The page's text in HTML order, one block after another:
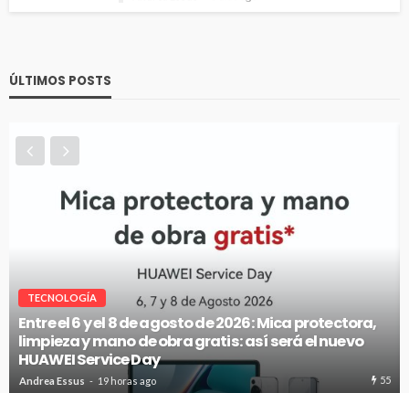
ÚLTIMOS POSTS
protectora,
el nuevo
55
McKay entregó el primer auto híbrido
concurso
Andrea Essus 19 horas ago